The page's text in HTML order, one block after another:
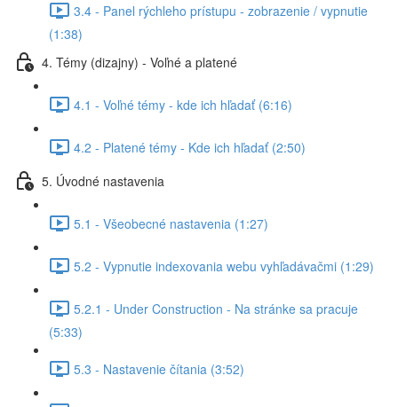
3.4 - Panel rýchleho prístupu - zobrazenie / vypnutie
(1:38)
4. Témy (dizajny) - Voľné a platené
4.1 - Voľné témy - kde ich hľadať (6:16)
4.2 - Platené témy - Kde ich hľadať (2:50)
5. Úvodné nastavenia
5.1 - Všeobecné nastavenia (1:27)
5.2 - Vypnutie indexovania webu vyhľadávačmi (1:29)
5.2.1 - Under Construction - Na stránke sa pracuje
(5:33)
5.3 - Nastavenie čítania (3:52)